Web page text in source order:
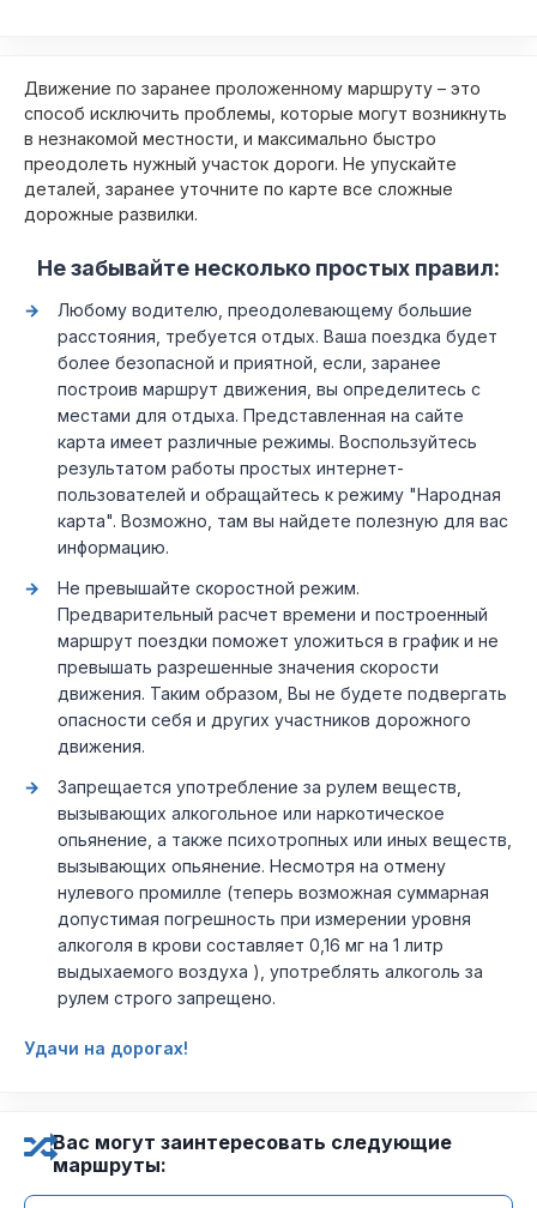
Движение по заранее проложенному маршруту – это
способ исключить проблемы, которые могут возникнуть
в незнакомой местности, и максимально быстро
преодолеть нужный участок дороги. Не упускайте
деталей, заранее уточните по карте все сложные
дорожные развилки.
Не забывайте несколько простых правил:
Любому водителю, преодолевающему большие
расстояния, требуется отдых. Ваша поездка будет
более безопасной и приятной, если, заранее
построив маршрут движения, вы определитесь с
местами для отдыха. Представленная на сайте
карта имеет различные режимы. Воспользуйтесь
результатом работы простых интернет-
пользователей и обращайтесь к режиму "Народная
карта". Возможно, там вы найдете полезную для вас
информацию.
Не превышайте скоростной режим.
Предварительный расчет времени и построенный
маршрут поездки поможет уложиться в график и не
превышать разрешенные значения скорости
движения. Таким образом, Вы не будете подвергать
опасности себя и других участников дорожного
движения.
Запрещается употребление за рулем веществ,
вызывающих алкогольное или наркотическое
опьянение, а также психотропных или иных веществ,
вызывающих опьянение. Несмотря на отмену
нулевого промилле (теперь возможная суммарная
допустимая погрешность при измерении уровня
алкоголя в крови составляет 0,16 мг на 1 литр
выдыхаемого воздуха ), употреблять алкоголь за
рулем строго запрещено.
Удачи на дорогах!
Вас могут заинтересовать следующие
маршруты: